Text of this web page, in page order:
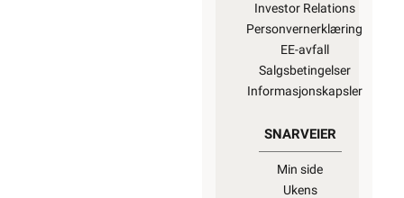
Investor Relations
Personvernerklæring
EE-avfall
Salgsbetingelser
Informasjonskapsler
SNARVEIER
Min side
Ukens